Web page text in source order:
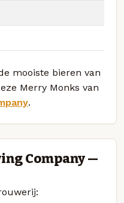
mooiste bieren van
Merry Monks van
.
Company —